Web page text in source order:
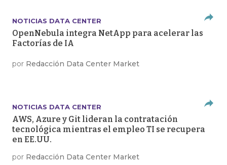
NOTICIAS DATA CENTER
OpenNebula integra NetApp para acelerar las
Factorías de IA
por Redacción Data Center Market
NOTICIAS DATA CENTER
AWS, Azure y Git lideran la contratación
tecnológica mientras el empleo TI se recupera
en EE.UU.
por Redacción Data Center Market